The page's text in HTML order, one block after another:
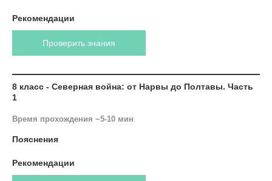
Рекомендации
Проверить знания
8 класс - Северная война: от Нарвы до Полтавы. Часть
1
Время прохождения ~5-10 мин
Пояснения
Рекомендации